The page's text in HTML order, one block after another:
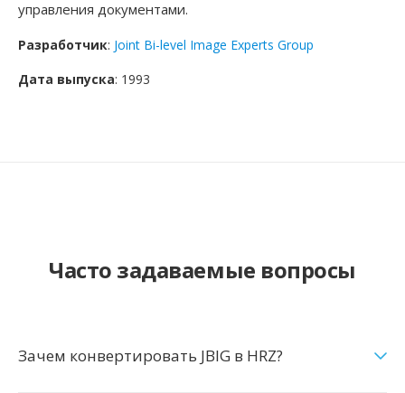
управления документами.
Разработчик: Joint Bi-level Image Experts Group
Дата выпуска: 1993
Часто задаваемые вопросы
Зачем конвертировать JBIG в HRZ?